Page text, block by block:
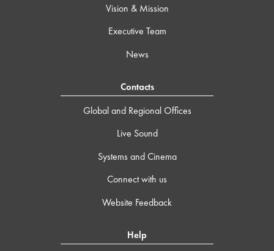
Vision & Mission
Executive Team
News
Contacts
Global and Regional Offices
Live Sound
Systems and Cinema
Connect with us
Website Feedback
Help